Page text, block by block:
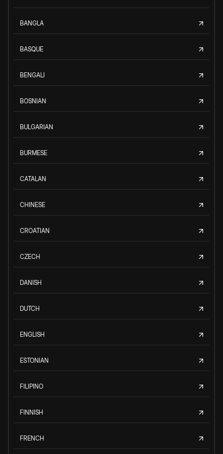
BANGLA
BASQUE
BENGALI
BOSNIAN
BULGARIAN
BURMESE
CATALAN
CHINESE
CROATIAN
CZECH
DANISH
DUTCH
ENGLISH
ESTONIAN
FILIPINO
FINNISH
FRENCH